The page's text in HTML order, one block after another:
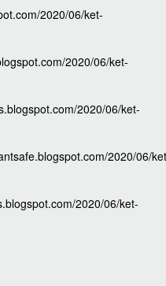
2020/06/ket-
2020/06/ket-
2020/06/ket-
2020/06/
2020/06/ket-